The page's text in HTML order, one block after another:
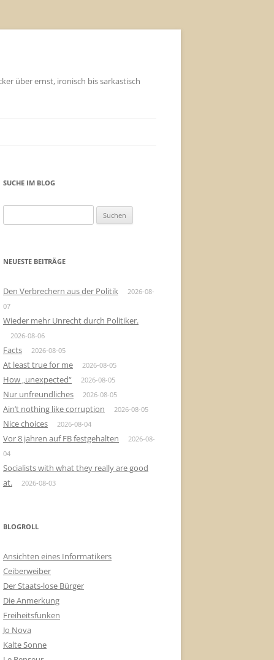
über ernst, ironisch bis sarkastisch
SUCHE IM BLOG
nach:
NEUESTE BEITRÄGE
Den Verbrechern aus der Politik
2026-08-
07
Wieder mehr Unrecht durch Politiker.
2026-08-06
Facts 2026-08-05
At least true for me 2026-08-05
How „unexpected“ 2026-08-05
Nur unfreundliches 2026-08-05
Ain’t nothing like corruption 2026-08-05
Nice choices 2026-08-04
Vor 8 jahren auf FB festgehalten
2026-08-
04
Socialists with what they really are good
at.
2026-08-03
BLOGROLL
Ansichten eines Informatikers
Ceiberweiber
Der Staats-lose Bürger
Die Anmerkung
Freiheitsfunken
Jo Nova
Kalte Sonne